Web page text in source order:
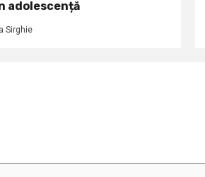
adolescență
Sirghie